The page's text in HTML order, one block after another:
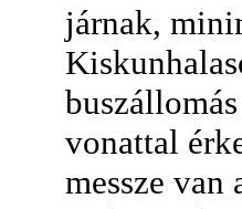
járnak,
vonattal
messze van